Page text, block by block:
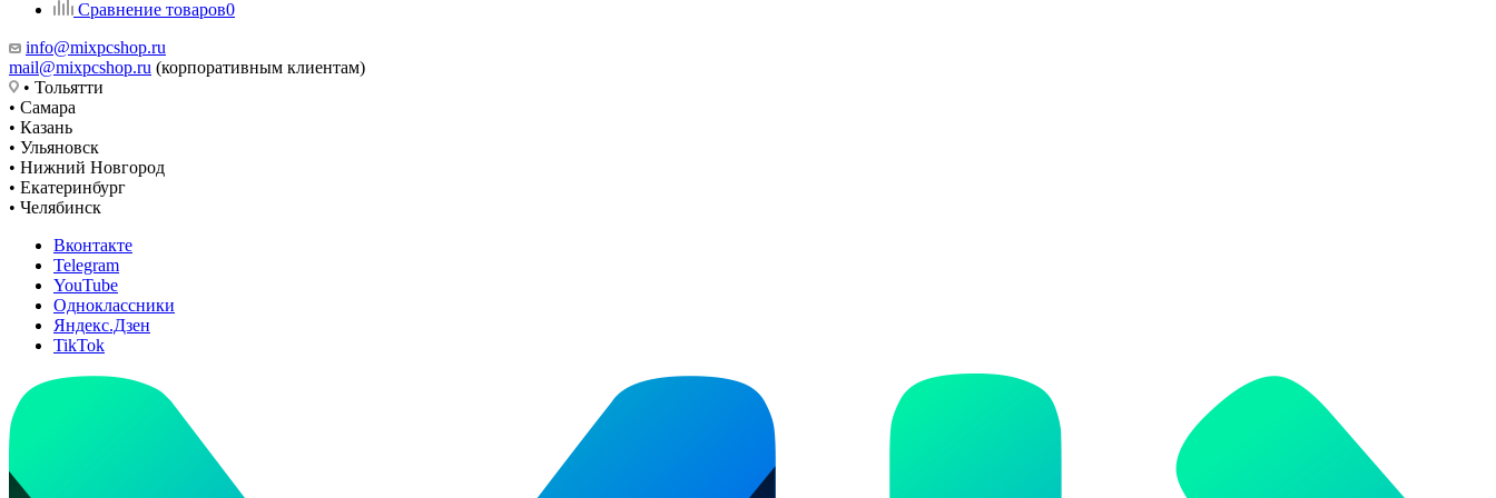
Сравнение товаров0
info@mixpcshop.ru
mail@mixpcshop.ru (корпоративным клиентам)
• Тольятти
• Самара
• Казань
• Ульяновск
• Нижний Новгород
• Екатеринбург
• Челябинск
Вконтакте
Telegram
YouTube
Одноклассники
Яндекс.Дзен
TikTok